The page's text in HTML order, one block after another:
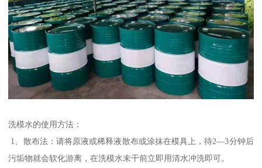
洗模水的使用方法：
1、散布法：请将原液或稀释液散布或涂抹在模具上，待2—3分钟后
污垢物就会软化游离，在洗模水未干前立即用清水冲洗即可。